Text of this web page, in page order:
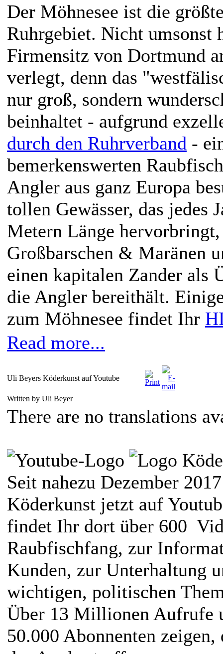
Der Möhnesee ist die
Ruhrgebiet. Nicht umsonst
Firmensitz von Dortmund
verlegt, denn das
nur groß, sondern
beinhaltet - aufgrund
durch den Ruhrverband -
bemerkenswerten
Angler aus ganz Europa
tollen Gewässer, das jedes
Metern Länge
Großbarschen & Maränen
einen kapitalen Zander als
die Angler bereithält.
zum Möhnesee findet Ihr
Read more...
Uli Beyers Köderkunst auf Youtube
Written by Uli Beyer
There are no translations
Seit nahezu Dezember
Köderkunst jetzt auf
findet Ihr dort über 600
Raubfischfang, zur
Kunden, zur Unterhaltung
wichtigen, politischen
Über 13 Millionen Aufrufe
50.000 Abonnenten zeigen,